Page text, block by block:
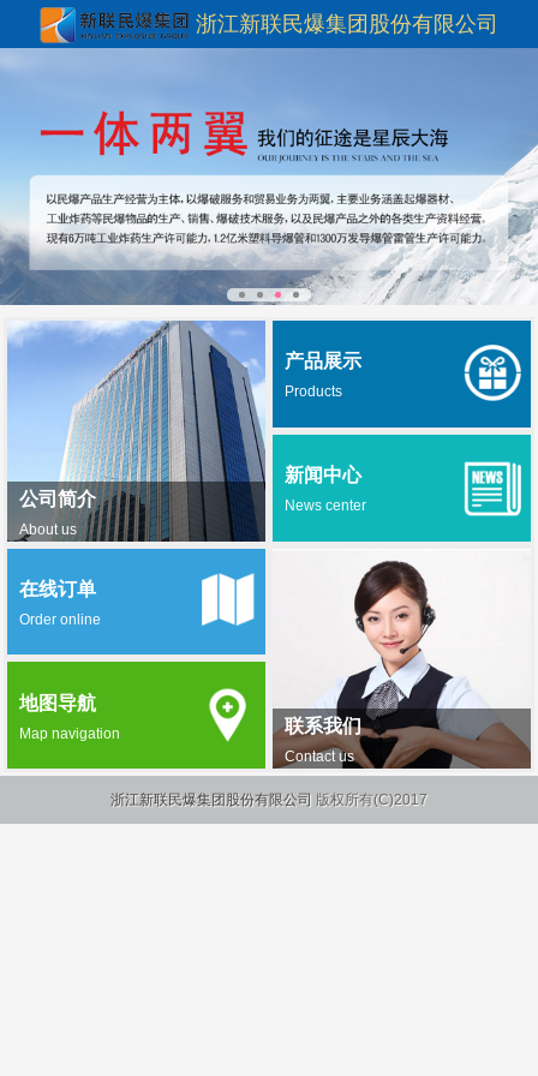
浙江新联民爆集团股份有限公司
公司简介
About us
产品展示
Products
新闻中心
News center
联系我们
Contact us
在线订单
Order online
地图导航
Map navigation
浙江新联民爆集团股份有限公司 版权所有(C)2017